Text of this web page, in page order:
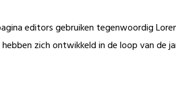
editors gebruiken tegenwoordig
zich ontwikkeld in de loop van de